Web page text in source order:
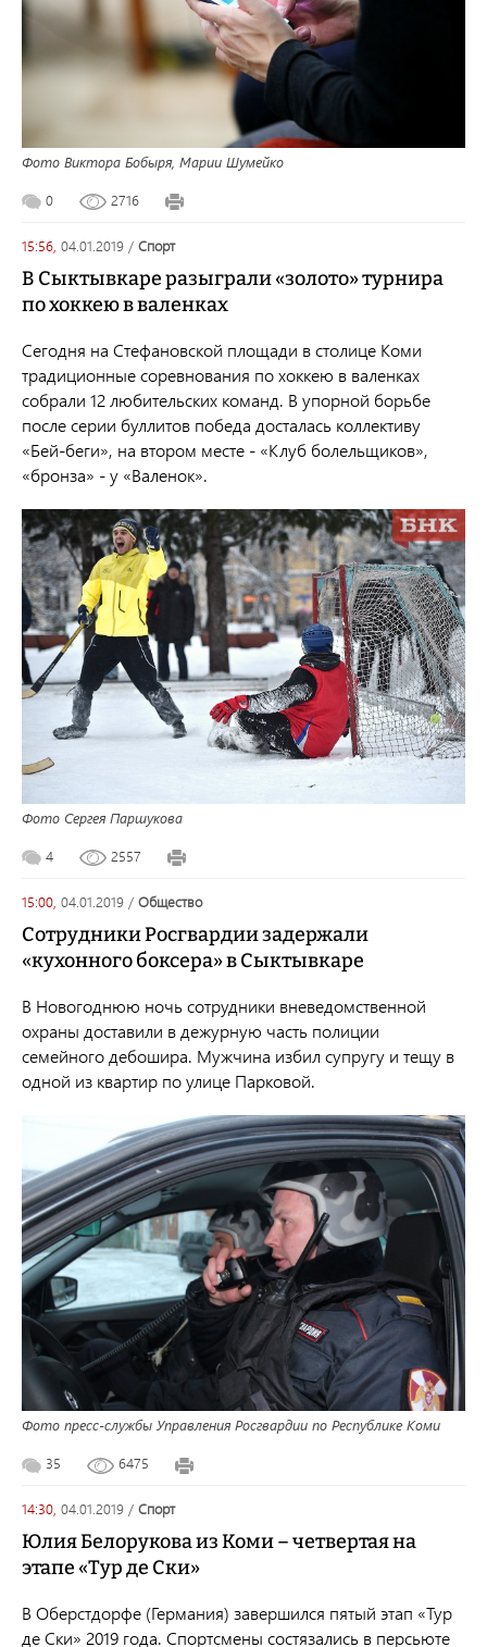
Фото Виктора Бобыря, Марии Шумейко
0 2716
15:56, 04.01.2019 / спорт
В Сыктывкаре разыграли «золото» турнира
по хоккею в валенках
Сегодня на Стефановской площади в столице Коми
традиционные соревнования по хоккею в валенках
собрали 12 любительских команд. В упорной борьбе
после серии буллитов победа досталась коллективу
«Бей-беги», на втором месте - «Клуб болельщиков»,
«бронза» - у «Валенок».
Фото Сергея Паршукова
4 2557
15:00, 04.01.2019 / общество
Сотрудники Росгвардии задержали
«кухонного боксера» в Сыктывкаре
В Новогоднюю ночь сотрудники вневедомственной
охраны доставили в дежурную часть полиции
семейного дебошира. Мужчина избил супругу и тещу в
одной из квартир по улице Парковой.
Фото пресс-службы Управления Росгвардии по Республике Коми
35 6475
14:30, 04.01.2019 / спорт
Юлия Белорукова из Коми – четвертая на
этапе «Тур де Ски»
В Оберстдорфе (Германия) завершился пятый этап «Тур
де Ски» 2019 года. Спортсмены состязались в персьюте